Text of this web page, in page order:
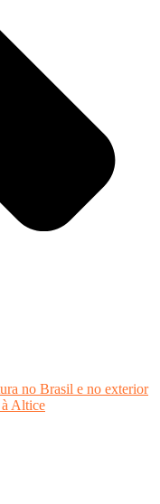
no Brasil e no exterior
Altice